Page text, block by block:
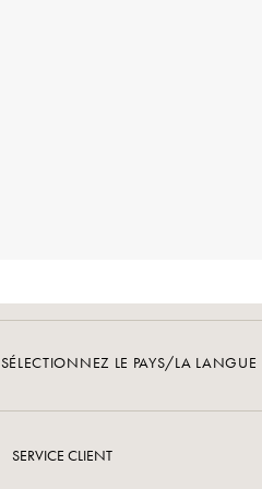
SÉLECTIONNEZ LE PAYS/LA LANGUE
SERVICE CLIENT